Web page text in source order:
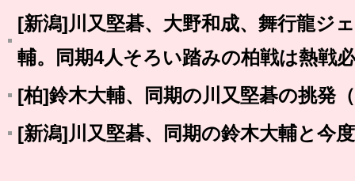
[新潟]川又堅碁、大野和成、舞行龍ジ
輔。同期4人そろい踏みの柏戦は熱戦
[柏]鈴木大輔、同期の川又堅碁の挑発
[新潟]川又堅碁、同期の鈴木大輔と今